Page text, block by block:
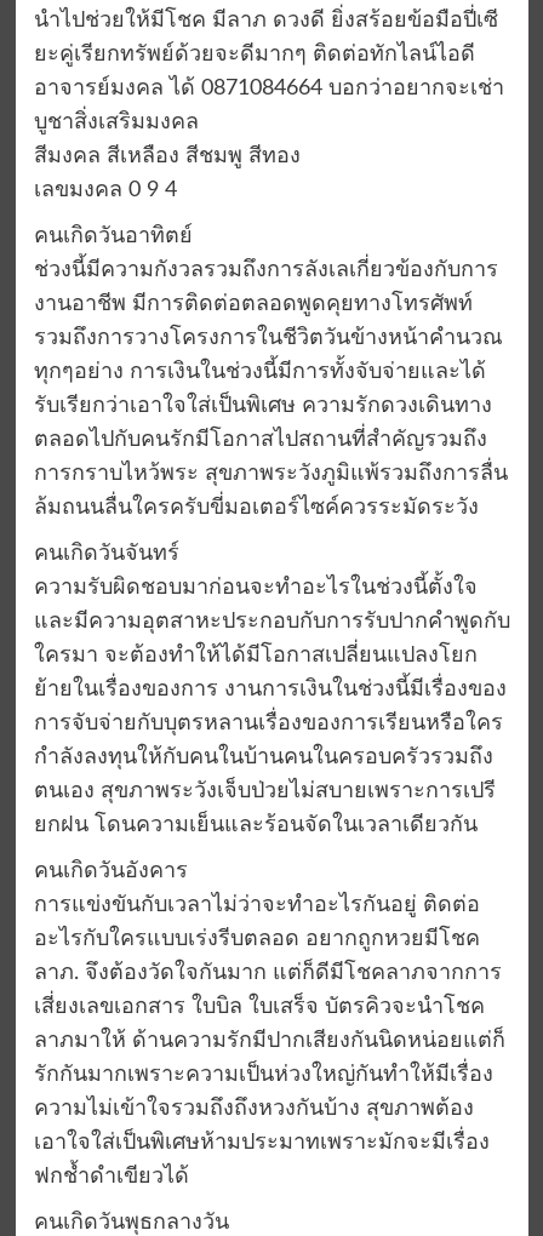
นำไปช่วยให้มีโชค มีลาภ ดวงดี ยิ่งสร้อยข้อมือปี่เซี
ยะคู่เรียกทรัพย์ด้วยจะดีมากๆ ติดต่อทักไลน์ไอดี
อาจารย์มงคล ได้ 0871084664 บอกว่าอยากจะเช่า
บูชาสิ่งเสริมมงคล
สีมงคล สีเหลือง สีชมพู สีทอง
เลขมงคล 0 9 4
คนเกิดวันอาทิตย์
ช่วงนี้มีความกังวลรวมถึงการลังเลเกี่ยวข้องกับการ
งานอาชีพ มีการติดต่อตลอดพูดคุยทางโทรศัพท์
รวมถึงการวางโครงการในชีวิตวันข้างหน้าคำนวณ
ทุกๆอย่าง การเงินในช่วงนี้มีการทั้งจับจ่ายและได้
รับเรียกว่าเอาใจใส่เป็นพิเศษ ความรักดวงเดินทาง
ตลอดไปกับคนรักมีโอกาสไปสถานที่สำคัญรวมถึง
การกราบไหว้พระ สุขภาพระวังภูมิแพ้รวมถึงการลื่น
ล้มถนนลื่นใครครับขี่มอเตอร์ไซค์ควรระมัดระวัง
คนเกิดวันจันทร์
ความรับผิดชอบมาก่อนจะทำอะไรในช่วงนี้ตั้งใจ
และมีความอุตสาหะประกอบกับการรับปากคำพูดกับ
ใครมา จะต้องทำให้ได้มีโอกาสเปลี่ยนแปลงโยก
ย้ายในเรื่องของการ งานการเงินในช่วงนี้มีเรื่องของ
การจับจ่ายกับบุตรหลานเรื่องของการเรียนหรือใคร
กำลังลงทุนให้กับคนในบ้านคนในครอบครัวรวมถึง
ตนเอง สุขภาพระวังเจ็บป่วยไม่สบายเพราะการเปรี
ยกฝน โดนความเย็นและร้อนจัดในเวลาเดียวกัน
คนเกิดวันอังคาร
การแข่งขันกับเวลาไม่ว่าจะทำอะไรกันอยู่ ติดต่อ
อะไรกับใครแบบเร่งรีบตลอด อยากถูกหวยมีโชค
ลาภ. จึงต้องวัดใจกันมาก แต่ก็ดีมีโชคลาภจากการ
เสี่ยงเลขเอกสาร ใบบิล ใบเสร็จ บัตรคิวจะนำโชค
ลาภมาให้ ด้านความรักมีปากเสียงกันนิดหน่อยแต่ก็
รักกันมากเพราะความเป็นห่วงใหญ่กันทำให้มีเรื่อง
ความไม่เข้าใจรวมถึงถึงหวงกันบ้าง สุขภาพต้อง
เอาใจใส่เป็นพิเศษห้ามประมาทเพราะมักจะมีเรื่อง
ฟกช้ำดำเขียวได้
คนเกิดวันพุธกลางวัน